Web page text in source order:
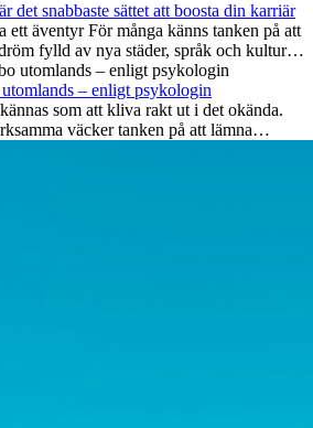
många av dessa jobb även erbjuder
utomlands.
det snabbaste sättet att boosta din karriär
äventyr För många känns tanken på att
fylld av nya städer, språk och kulturer.
– enligt psykologin
som att kliva rakt ut i det okända.
väcker tanken på att lämna